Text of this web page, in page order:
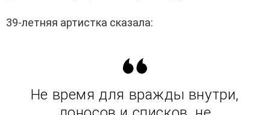
39-летняя артистка сказала:
Не время для вражды внутри,